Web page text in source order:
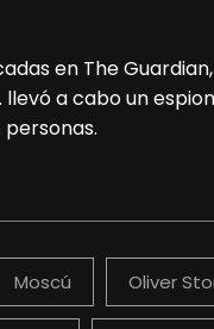
en The
llevó a cabo un
Moscú Oliver